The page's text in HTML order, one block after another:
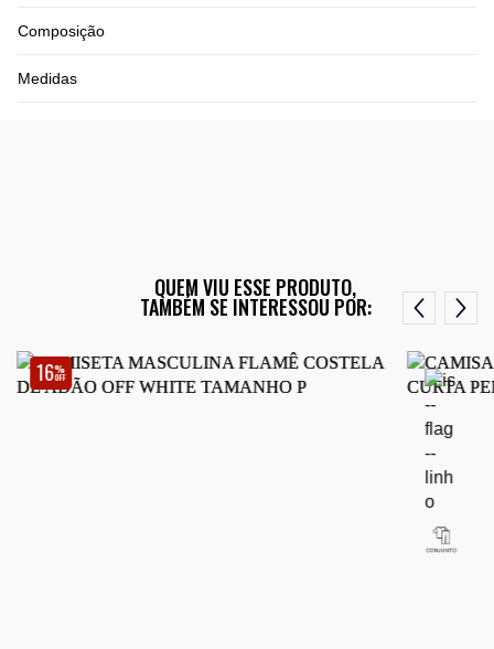
Composição
Medidas
QUEM VIU ESSE PRODUTO,
TAMBÉM SE INTERESSOU POR:
16%
OFF